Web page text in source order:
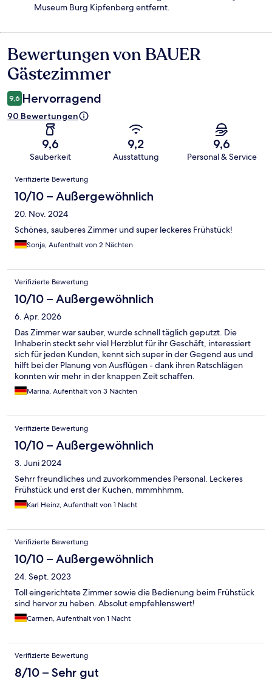
Museum Burg Kipfenberg entfernt.
Bewertungen
Bewertungen von BAUER
Gästezimmer
9,6 Hervorragend
90 Bewertungen
9,6
Sauberkeit
9,2
Ausstattung
9,6
Personal & Service
Bewertungen
Verifizierte Bewertung
10/10 – Außergewöhnlich
20. Nov. 2024
Schönes, sauberes Zimmer und super leckeres Frühstück!
Sonja, Aufenthalt von 2 Nächten
Verifizierte Bewertung
10/10 – Außergewöhnlich
6. Apr. 2026
Das Zimmer war sauber, wurde schnell täglich geputzt. Die
Inhaberin steckt sehr viel Herzblut für ihr Geschäft, interessiert
sich für jeden Kunden, kennt sich super in der Gegend aus und
hilft bei der Planung von Ausflügen - dank ihren Ratschlägen
konnten wir mehr in der knappen Zeit schaffen.
Marina, Aufenthalt von 3 Nächten
Verifizierte Bewertung
10/10 – Außergewöhnlich
3. Juni 2024
Sehrr freundliches und zuvorkommendes Personal. Leckeres
Frühstück und erst der Kuchen, mmmhhmm.
Karl Heinz, Aufenthalt von 1 Nacht
Verifizierte Bewertung
10/10 – Außergewöhnlich
24. Sept. 2023
Toll eingerichtete Zimmer sowie die Bedienung beim Frühstück
sind hervor zu heben. Absolut empfehlenswert!
Carmen, Aufenthalt von 1 Nacht
Verifizierte Bewertung
8/10 – Sehr gut